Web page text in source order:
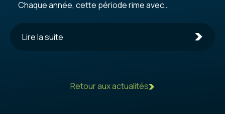
Retour aux actualités
Chaque année, cette période rime avec
attention : verser les résidus de peinture dans
efficace et inspirée des pratiques
Lire la suite